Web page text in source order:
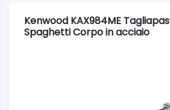
Kenwood KAX984ME
Spaghetti Corpo in acciaio